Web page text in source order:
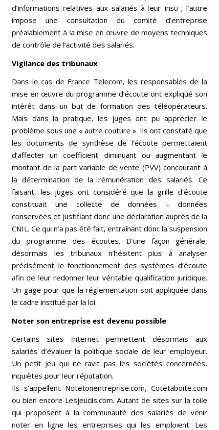
d’informations relatives aux salariés à leur insu ; l’autre
impose une consultation du comité d’entreprise
préalablement à la mise en œuvre de moyens techniques
de contrôle de l’activité des salariés.
Vigilance des tribunaux
Dans le cas de France Telecom, les responsables de la
mise en œuvre du programme d’écoute ont expliqué son
intérêt dans un but de formation des téléopérateurs.
Mais dans la pratique, les juges ont pu apprécier le
problème sous une « autre couture ». Ils ont constaté que
les documents de synthèse de l’écoute permettaient
d’affecter un coefficient diminuant ou augmentant le
montant de la part variable de vente (PVV) concourant à
la détermination de la rémunération des salariés. Ce
faisant, les juges ont considéré que la grille d’écoute
constituait une collecte de données – données
conservées et justifiant donc une déclaration auprès de la
CNIL. Ce qui n’a pas été fait, entraînant donc la suspension
du programme des écoutes. D’une façon générale,
désormais les tribunaux n’hésitent plus à analyser
précisément le fonctionnement des systèmes d’écoute
afin de leur redonner leur véritable qualification juridique.
Un gage pour que la réglementation soit appliquée dans
le cadre institué par la loi.
Noter son entreprise est devenu possible
Certains sites Internet permettent désormais aux
salariés d’évaluer la politique sociale de leur employeur.
Un petit jeu qui ne ravit pas les sociétés concernées,
inquiètes pour leur réputation.
Ils s’appellent Notetonentreprise.com, Cotetaboite.com
ou bien encore Lesjeudis.com. Autant de sites sur la toile
qui proposent à la communauté des salariés de venir
noter en ligne les entreprises qui les emploient. Les